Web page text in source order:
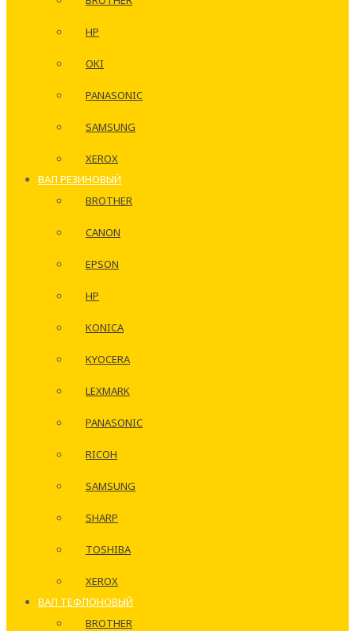
HP
OKI
PANASONIC
SAMSUNG
XEROX
ВАЛ РЕЗИНОВЫЙ
BROTHER
CANON
EPSON
HP
KONICA
KYOCERA
LEXMARK
PANASONIC
RICOH
SAMSUNG
SHARP
TOSHIBA
XEROX
ВАЛ ТЕФЛОНОВЫЙ
BROTHER